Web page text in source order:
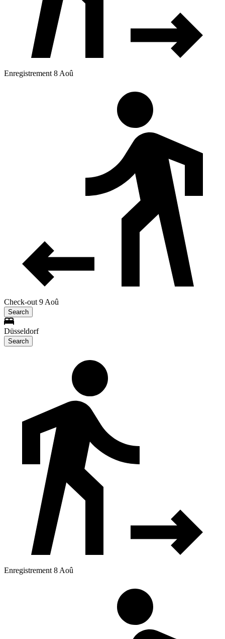
Enregistrement 8 Aoû
Check-out 9 Aoû
Search
Düsseldorf
Search
Enregistrement 8 Aoû